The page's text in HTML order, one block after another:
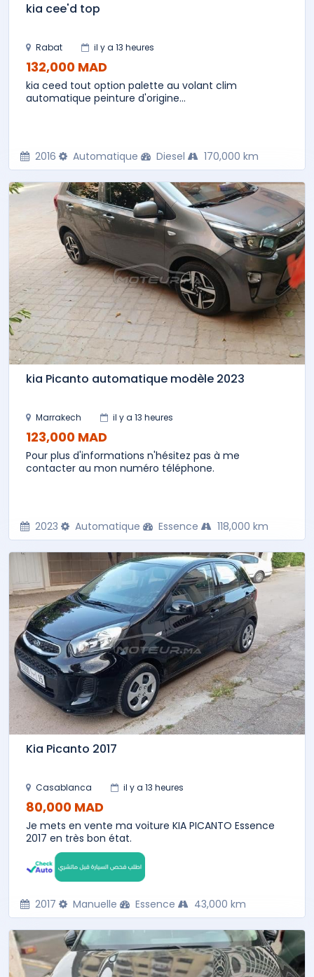
kia cee'd top
Rabat il y a 13 heures
132,000 MAD
kia ceed tout option palette au volant clim
automatique peinture d'origine...
2016 Automatique Diesel 170,000 km
kia Picanto automatique modèle 2023
Marrakech il y a 13 heures
123,000 MAD
Pour plus d'informations n'hésitez pas à me
contacter au mon numéro téléphone.
2023 Automatique Essence 118,000 km
Kia Picanto 2017
Casablanca il y a 13 heures
80,000 MAD
Je mets en vente ma voiture KIA PICANTO Essence
2017 en très bon état.
2017 Manuelle Essence 43,000 km